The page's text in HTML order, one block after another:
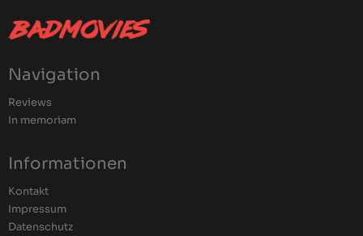
Navigation
Reviews
In memoriam
Informationen
Kontakt
Impressum
Datenschutz